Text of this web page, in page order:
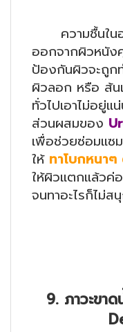
ความชื้นในอ
ออกจากผิวหนัง
ป้องกันผิวจะถูก
ผิวลอก หรือ ส้น
ทั่วไปเอาไม่อยู่
ส่วนผสมของ
เพื่อช่วยซ่อมแซ
ให้ ทาโบกหนา
ให้ผิวแตกแล้วค่
จนทาอะไรก็ไม่ส
9. ภาวะขา